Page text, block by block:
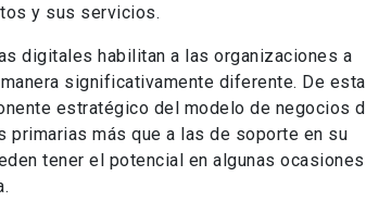
y sus servicios.
digitales habilitan a las organizaciones a
significativamente diferente. De esta
estratégico del modelo de negocios
primarias más que a las de soporte en su
tener el potencial en algunas ocasiones